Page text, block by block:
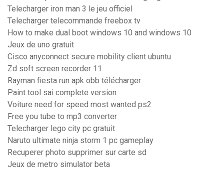
Telecharger iron man 3 le jeu officiel
Telecharger telecommande freebox tv
How to make dual boot windows 10 and windows 10
Jeux de uno gratuit
Cisco anyconnect secure mobility client ubuntu
Zd soft screen recorder 11
Rayman fiesta run apk obb télécharger
Paint tool sai complete version
Voiture need for speed most wanted ps2
Free you tube to mp3 converter
Telecharger lego city pc gratuit
Naruto ultimate ninja storm 1 pc gameplay
Recuperer photo supprimer sur carte sd
Jeux de metro simulator beta